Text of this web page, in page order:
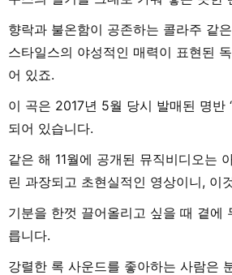
향락과 불온함이 공존하는 콜라주 같
스타일스의 야성적인 매력이 표현된
어 있죠.
이 곡은 2017년 5월 당시 발매된 명반
되어 있습니다.
같은 해 11월에 공개된 뮤직비디오는
린 과장되고 초현실적인 영상이니, 이
기분을 한껏 끌어올리고 싶을 때 곁에
릅니다.
강렬한 록 사운드를 좋아하는 사람은